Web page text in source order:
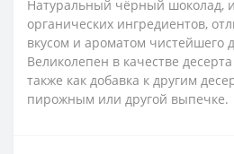
Натуральный чёрный шоколад,
органических ингредиентов,
вкусом и ароматом чистейшего
Великолепен в качестве
также как добавка к другим
пирожным или другой выпечке.